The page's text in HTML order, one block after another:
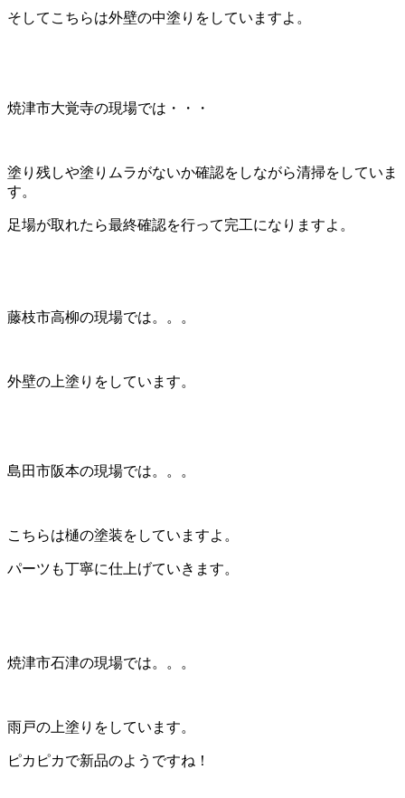
そしてこちらは外壁の中塗りをしていますよ。
焼津市大覚寺の現場では・・・
塗り残しや塗りムラがないか確認をしながら清掃をしていま
す。
足場が取れたら最終確認を行って完工になりますよ。
藤枝市高柳の現場では。。。
外壁の上塗りをしています。
島田市阪本の現場では。。。
こちらは樋の塗装をしていますよ。
パーツも丁寧に仕上げていきます。
焼津市石津の現場では。。。
雨戸の上塗りをしています。
ピカピカで新品のようですね！